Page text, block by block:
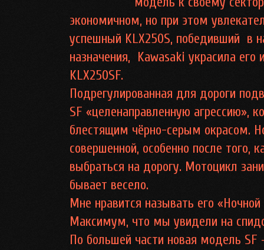
экономичном, но при этом
успешный KLX250S, победивший в
назначения, Kawasaki украсила
KLX250SF.
Подрегулированная для дороги
SF «целенаправленную агрессию»,
блестящим чёрно-серым окрасом.
совершенной, особенно после
выбраться на дорогу. Мотоцикл
бывает весело.
Мне нравится называть его «Ночной
Максимум, что мы увидели на
По большей части новая модель SF